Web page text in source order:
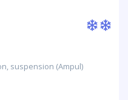
suspension (Ampul)